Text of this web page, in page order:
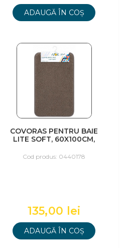
ADAUGĂ ÎN COȘ
COVORAS PENTRU BAIE
LITE SOFT, 60X100CM,
Cod produs: 0440178
135,00 lei
ADAUGĂ ÎN COȘ